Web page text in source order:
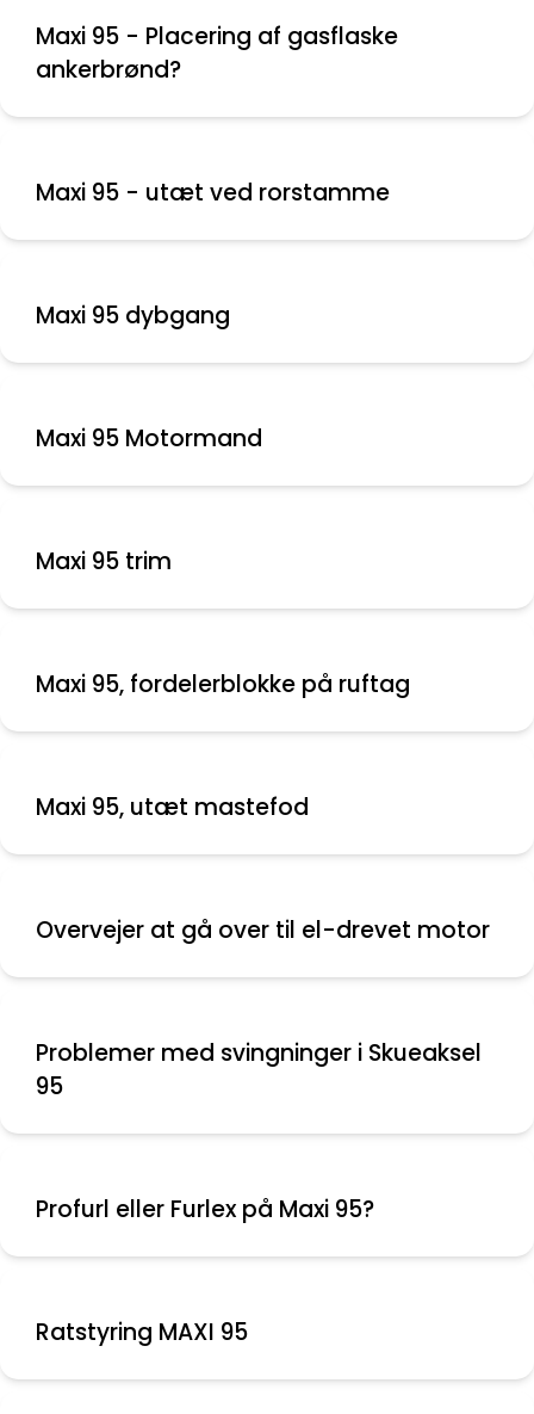
Maxi 95 - Placering af gasflaske
ankerbrønd?
Maxi 95 - utæt ved rorstamme
Maxi 95 dybgang
Maxi 95 Motormand
Maxi 95 trim
Maxi 95, fordelerblokke på ruftag
Maxi 95, utæt mastefod
Overvejer at gå over til el-drevet motor
Problemer med svingninger i Skueaksel
95
Profurl eller Furlex på Maxi 95?
Ratstyring MAXI 95